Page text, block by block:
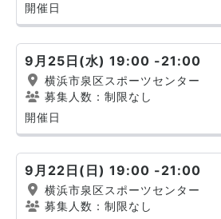
開催日
9月25日(水) 19:00 -21:00
横浜市泉区スポーツセンター
募集人数：制限なし
開催日
9月22日(日) 19:00 -21:00
横浜市泉区スポーツセンター
募集人数：制限なし